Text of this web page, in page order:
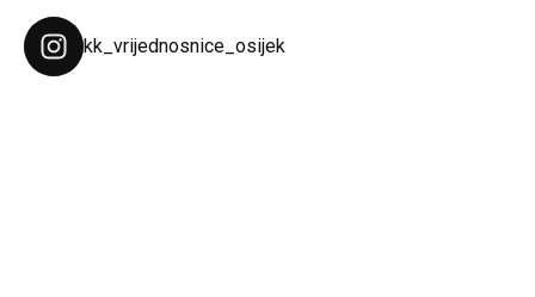
kk_vrijednosnice_osijek